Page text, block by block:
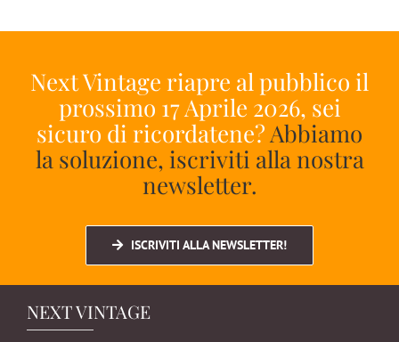
Next Vintage riapre al pubblico il
prossimo 17 Aprile 2026, sei
sicuro di ricordatene? Abbiamo
la soluzione, iscriviti alla nostra
newsletter.
ISCRIVITI ALLA NEWSLETTER!
NEXT VINTAGE